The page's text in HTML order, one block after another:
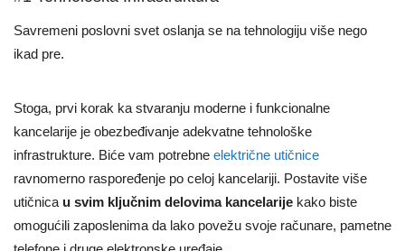
Savremeni poslovni svet oslanja se na tehnologiju više nego
ikad pre.
Stoga, prvi korak ka stvaranju moderne i funkcionalne
kancelarije je obezbeđivanje adekvatne tehnološke
infrastrukture. Biće vam potrebne električne utičnice
ravnomerno raspoređenje po celoj kancelariji. Postavite više
utičnica u svim ključnim delovima kancelarije kako biste
omogućili zaposlenima da lako povežu svoje računare, pametne